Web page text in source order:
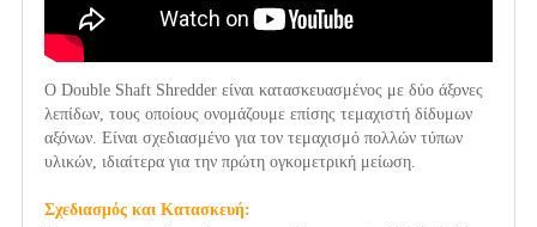
Ο Double Shaft Shredder είναι κατασκευασμένος με δύο άξονες
λεπίδων, τους οποίους ονομάζουμε επίσης τεμαχιστή δίδυμων
αξόνων. Είναι σχεδιασμένο για τον τεμαχισμό πολλών τύπων
υλικών, ιδιαίτερα για την πρώτη ογκομετρική μείωση.
Σχεδιασμός και Κατασκευή: